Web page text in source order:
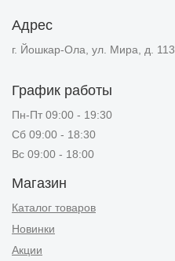
Адрес
г. Йошкар-Ола, ул. Мира, д. 113
График работы
Пн-Пт 09:00 - 19:30
Сб 09:00 - 18:30
Вс 09:00 - 18:00
Магазин
Каталог товаров
Новинки
Акции